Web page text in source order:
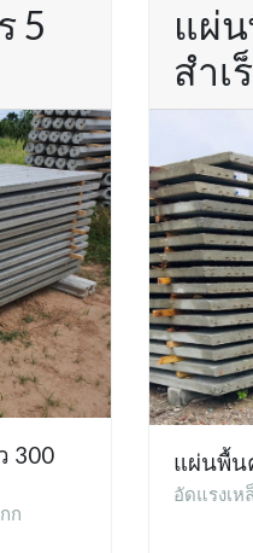
5
300
ก
แผ่
สำเ
แผ่นพื้น
อัดแรงเห